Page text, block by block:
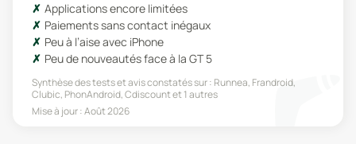
Applications encore limitées
Paiements sans contact inégaux
Peu à l’aise avec iPhone
Peu de nouveautés face à la GT 5
Synthèse des tests et avis constatés sur : Runnea, Frandroid,
Clubic, PhonAndroid, Cdiscountet 1 autres
Mise à jour :Août 2026